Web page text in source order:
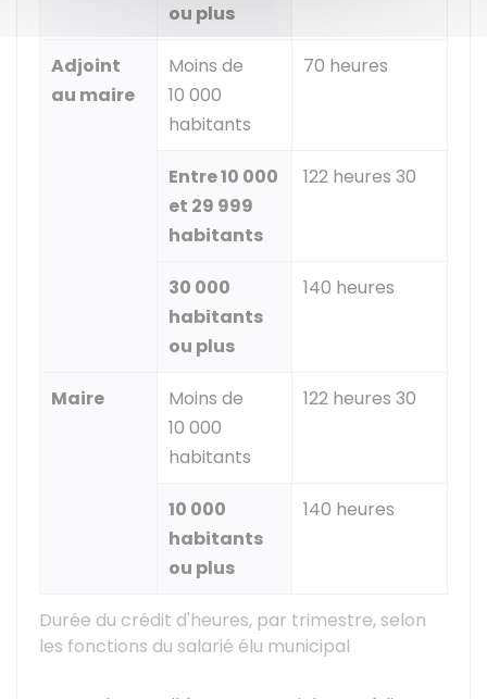
Durée du crédit d'heures, par trimestre, selon
les fonctions du salarié élu municipal
ou plus
Adjoint
au maire
Moins de
10 000
habitants
70 heures
Entre 10 000
et 29 999
habitants
122 heures 30
30 000
habitants
ou plus
140 heures
Maire
Moins de
10 000
habitants
122 heures 30
10 000
habitants
ou plus
140 heures